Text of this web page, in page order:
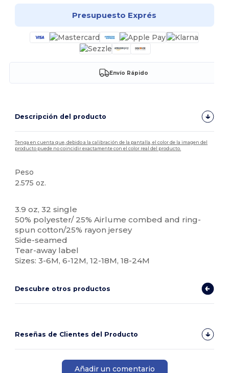
Presupuesto Exprés
Envío Rápido
Descripción del producto
Tenga en cuenta que, debido a la calibración de la pantalla, el color de la imagen del
producto puede no coincidir exactamente con el color real del producto.
Peso
2.575 oz.
3.9 oz, 32 single
50% polyester/ 25% Airlume combed and ring-
spun cotton/25% rayon jersey
Side-seamed
Tear-away label
Sizes: 3-6M, 6-12M, 12-18M, 18-24M
Descubre otros productos
Reseñas de Clientes del Producto
Añadir un comentario